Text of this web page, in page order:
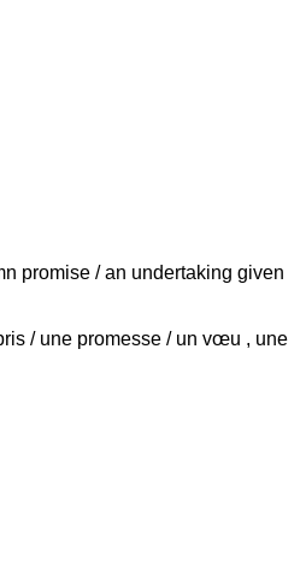
promise / an undertaking given
/ une promesse / un vœu , une